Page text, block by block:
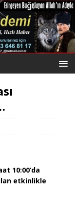
10:00’da
etkinlikle